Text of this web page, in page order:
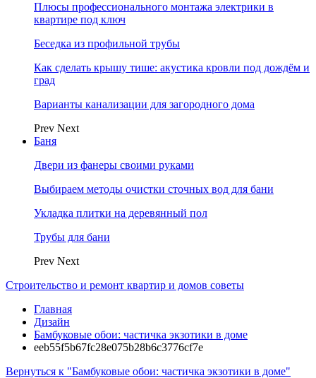
Плюсы профессионального монтажа электрики в
квартире под ключ
Беседка из профильной трубы
Как сделать крышу тише: акустика кровли под дождём и
град
Варианты канализации для загородного дома
Prev Next
Баня
Двери из фанеры своими руками
Выбираем методы очистки сточных вод для бани
Укладка плитки на деревянный пол
Трубы для бани
Prev Next
Строительство и ремонт квартир и домов советы
Главная
Дизайн
Бамбуковые обои: частичка экзотики в доме
eeb55f5b67fc28e075b28b6c3776cf7e
Вернуться к "Бамбуковые обои: частичка экзотики в доме"